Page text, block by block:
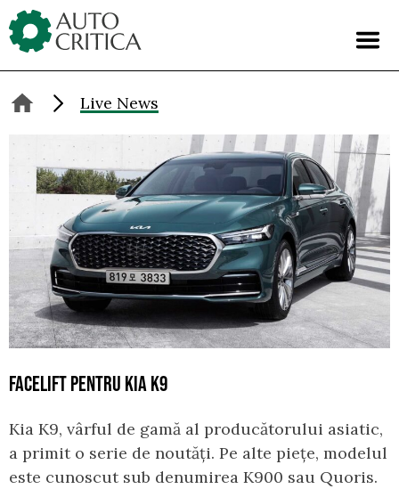
Skip
to
content
Live News
FACELIFT PENTRU KIA K9
Kia K9, vârful de gamă al producătorului asiatic,
a primit o serie de noutăți. Pe alte piețe, modelul
este cunoscut sub denumirea K900 sau Quoris.